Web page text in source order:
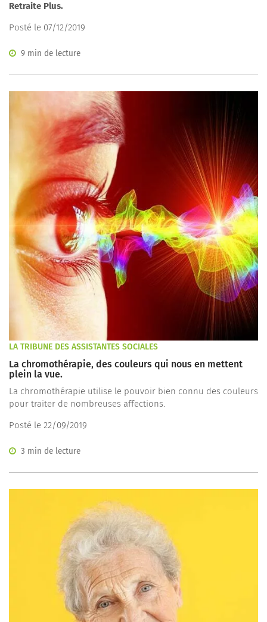
Retraite Plus.
Posté le 07/12/2019
9 min de lecture
LA TRIBUNE DES ASSISTANTES SOCIALES
La chromothérapie, des couleurs qui nous en mettent
plein la vue.
La chromothérapie utilise le pouvoir bien connu des couleurs
pour traiter de nombreuses affections.
Posté le 22/09/2019
3 min de lecture